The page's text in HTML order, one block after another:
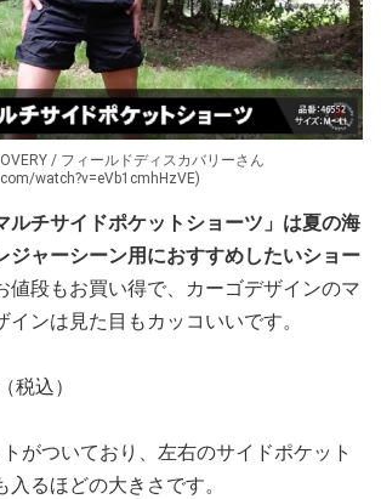
/ フィールドディスカバリーさん
watch?v=eVb1cmhHzVE)
ルチサイドポケットショーツ」は夏の海
ジャーシーン用におすすめしたいショー
値段もお買い得で、カーゴデザインのマ
インは見た目もカッコいいです。
税込）
がついており、左右のサイドポケット
るほどの大きさです。